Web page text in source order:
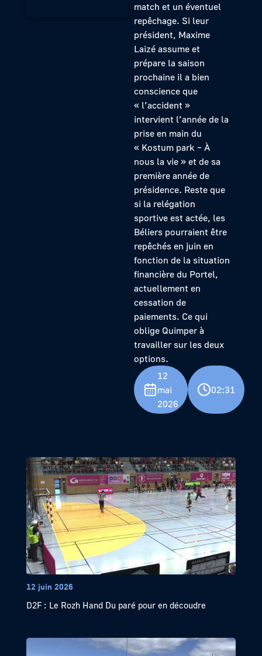
match et un éventuel
repêchage. Si leur
président, Maxime
Laizé assume et
prépare la saison
prochaine il a bien
conscience que
« l’accident »
intervient l’année de la
prise en main du
« Kostum park – À
nous la vie » et de sa
première année de
présidence. Reste que
si la relégation
sportive est actée, les
Béliers pourraient être
repêchés en juin en
fonction de la situation
financière du Portel,
actuellement en
cessation de
paiements. Ce qui
oblige Quimper à
travailler sur les deux
options.
12
mai
2026
02:31
12 juin 2026
D2F : Le Rozh Hand Du paré pour en découdre